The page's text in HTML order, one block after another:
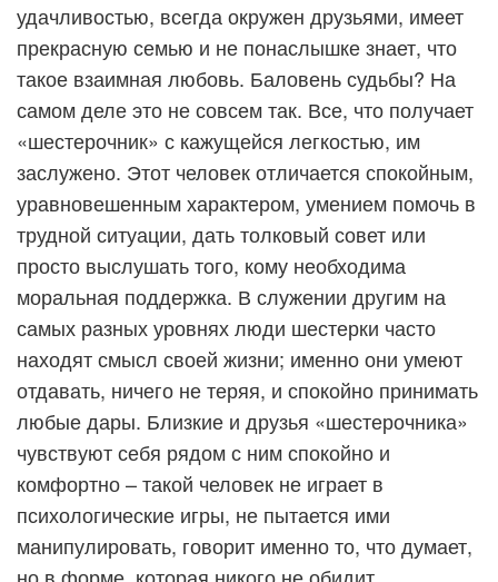
удачливостью, всегда окружен друзьями, имеет
прекрасную семью и не понаслышке знает, что
такое взаимная любовь. Баловень судьбы? На
самом деле это не совсем так. Все, что получает
«шестерочник» с кажущейся легкостью, им
заслужено. Этот человек отличается спокойным,
уравновешенным характером, умением помочь в
трудной ситуации, дать толковый совет или
просто выслушать того, кому необходима
моральная поддержка. В служении другим на
самых разных уровнях люди шестерки часто
находят смысл своей жизни; именно они умеют
отдавать, ничего не теряя, и спокойно принимать
любые дары. Близкие и друзья «шестерочника»
чувствуют себя рядом с ним спокойно и
комфортно – такой человек не играет в
психологические игры, не пытается ими
манипулировать, говорит именно то, что думает,